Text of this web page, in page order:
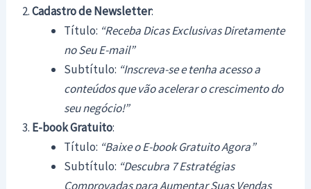
Cadastro de Newsletter:
Título: “Receba Dicas Exclusivas Diretamente
no Seu E-mail”
Subtítulo: “Inscreva-se e tenha acesso a
conteúdos que vão acelerar o crescimento do
seu negócio!”
E-book Gratuito:
Título: “Baixe o E-book Gratuito Agora”
Subtítulo: “Descubra 7 Estratégias
Comprovadas para Aumentar Suas Vendas